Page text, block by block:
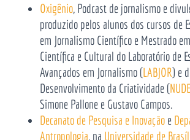
Oxigênio, Podcast de jornalismo e
produzido pelos alunos dos cursos de
em Jornalismo Científico e Mestrado
Científica e Cultural do Laboratório de
Avançados em Jornalismo (LABJOR) e
Desenvolvimento da Criatividade (
Simone Pallone e Gustavo Campos.
Decanato de Pesquisa e Inovaçãoe
Antropologia, na Universidade de